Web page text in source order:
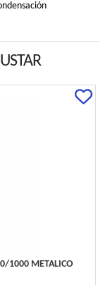
1000 METALICO